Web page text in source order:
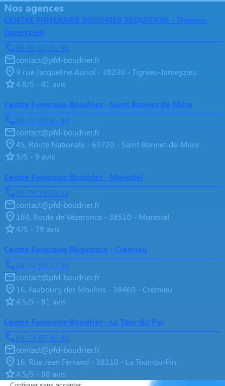
Nos agences
CENTRE FUNERAIRE BOUDRIER REQUISTON - Tignieu-
Jameyzieu
04 81 65 61 46
contact@pfd-boudrier.fr
9 rue Jacqueline Auriol - 38230 - Tignieu-Jameyzieu
4.8/5 - 41 avis
Centre Funéraire Boudrier - Saint Bonnet de Mûre
04 72 48 81 84
contact@pfd-boudrier.fr
45, Route Nationale - 69720 - Saint-Bonnet-de-Mûre
5/5 - 9 avis
Centre Funéraire Boudrier - Morestel
04 74 33 03 08
contact@pfd-boudrier.fr
184, Route de Vézeronce - 38510 - Morestel
4/5 - 79 avis
Centre Funéraire Réquiston - Crémieu
04 74 90 72 18
contact@pfd-boudrier.fr
16, Faubourg des Moulins - 38460 - Crémieu
4.5/5 - 81 avis
Centre Funéraire Boudrier - La Tour du Pin
04 74 97 80 80
contact@pfd-boudrier.fr
16, Rue Jean Ferrand - 38110 - La Tour-du-Pin
4.5/5 - 98 avis